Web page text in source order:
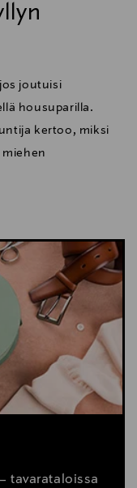
joutuisi
housuparilla.
kertoo, miksi
tavarataloissa